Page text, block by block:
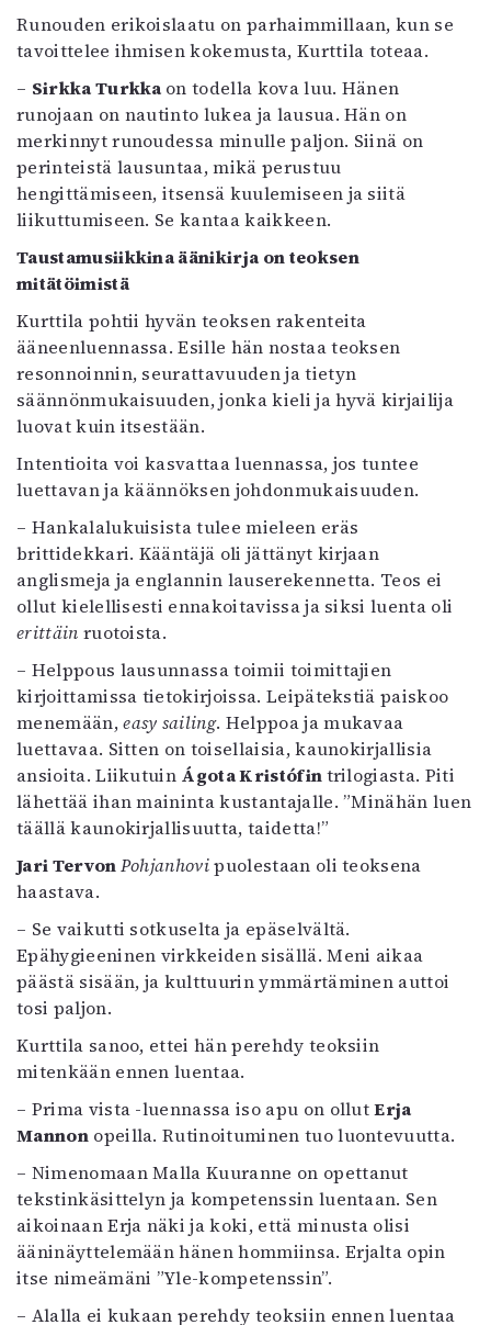
Runouden erikoislaatu on parhaimmillaan, kun se
tavoittelee ihmisen kokemusta, Kurttila toteaa.
– Sirkka Turkka on todella kova luu. Hänen
runojaan on nautinto lukea ja lausua. Hän on
merkinnyt runoudessa minulle paljon. Siinä on
perinteistä lausuntaa, mikä perustuu
hengittämiseen, itsensä kuulemiseen ja siitä
liikuttumiseen. Se kantaa kaikkeen.
Taustamusiikkina äänikirja on teoksen
mitätöimistä
Kurttila pohtii hyvän teoksen rakenteita
ääneenluennassa. Esille hän nostaa teoksen
resonnoinnin, seurattavuuden ja tietyn
säännönmukaisuuden, jonka kieli ja hyvä kirjailija
luovat kuin itsestään.
Intentioita voi kasvattaa luennassa, jos tuntee
luettavan ja käännöksen johdonmukaisuuden.
– Hankalalukuisista tulee mieleen eräs
brittidekkari. Kääntäjä oli jättänyt kirjaan
anglismeja ja englannin lauserekennetta. Teos ei
ollut kielellisesti ennakoitavissa ja siksi luenta oli
erittäin ruotoista.
– Helppous lausunnassa toimii toimittajien
kirjoittamissa tietokirjoissa. Leipätekstiä paiskoo
menemään,easy sailing. Helppoa ja mukavaa
luettavaa. Sitten on toisellaisia, kaunokirjallisia
ansioita. Liikutuin Ágota Kristófintrilogiasta. Piti
lähettää ihan maininta kustantajalle. ”Minähän luen
täällä kaunokirjallisuutta, taidetta!”
Jari TervonPohjanhovipuolestaan oli teoksena
haastava.
– Se vaikutti sotkuselta ja epäselvältä.
Epähygieeninen virkkeiden sisällä. Meni aikaa
päästä sisään, ja kulttuurin ymmärtäminen auttoi
tosi paljon.
Kurttila sanoo, ettei hän perehdy teoksiin
mitenkään ennen luentaa.
– Prima vista -luennassa iso apu on ollutErja
Mannonopeilla. Rutinoituminen tuo luontevuutta.
– Nimenomaan Malla Kuuranne on opettanut
tekstinkäsittelyn ja kompetenssin luentaan. Sen
aikoinaan Erja näki ja koki, että minusta olisi
ääninäyttelemään hänen hommiinsa. Erjalta opin
itse nimeämäni ”Yle-kompetenssin”.
– Alalla ei kukaan perehdy teoksiin ennen luentaa